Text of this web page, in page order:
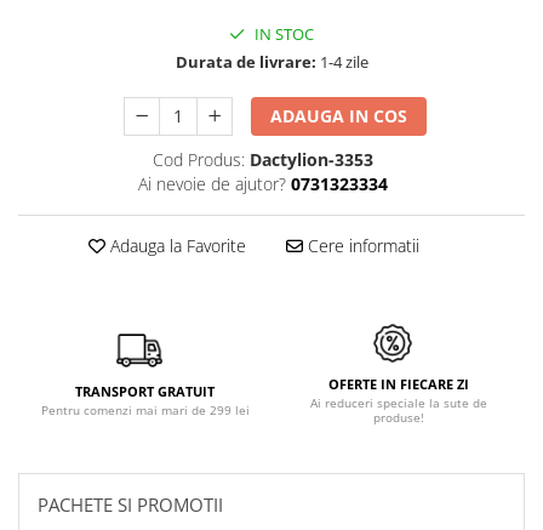
IN STOC
Durata de livrare: 1-4 zile
ADAUGA IN COS
Cod Produs: Dactylion-3353
Ai nevoie de ajutor? 0731323334
Adauga la Favorite Cere informatii
TRANSPORT GRATUIT
Pentru comenzi mai mari de 299 lei
OFERTE IN FIECARE ZI
Ai reduceri speciale la sute de
produse!
PACHETE SI PROMOTII